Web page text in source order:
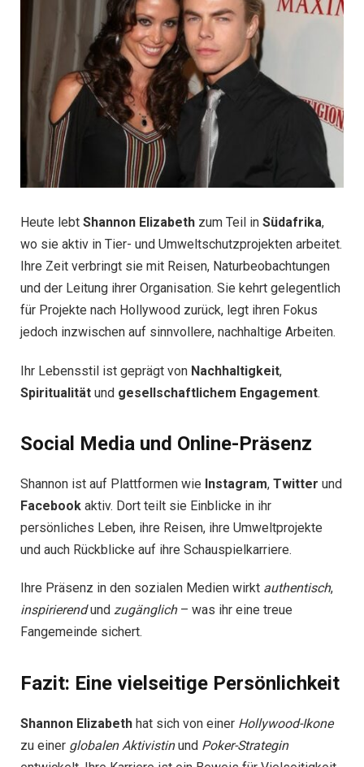
Heute lebt Shannon Elizabeth zum Teil in Südafrika,
wo sie aktiv in Tier- und Umweltschutzprojekten arbeitet.
Ihre Zeit verbringt sie mit Reisen, Naturbeobachtungen
und der Leitung ihrer Organisation. Sie kehrt gelegentlich
für Projekte nach Hollywood zurück, legt ihren Fokus
jedoch inzwischen auf sinnvollere, nachhaltige Arbeiten.
Ihr Lebensstil ist geprägt von Nachhaltigkeit,
Spiritualität und gesellschaftlichem Engagement.
Social Media und Online-Präsenz
Shannon ist auf Plattformen wie Instagram, Twitter und
Facebook aktiv. Dort teilt sie Einblicke in ihr
persönliches Leben, ihre Reisen, ihre Umweltprojekte
und auch Rückblicke auf ihre Schauspielkarriere.
Ihre Präsenz in den sozialen Medien wirkt authentisch,
inspirierendund zugänglich– was ihr eine treue
Fangemeinde sichert.
Fazit: Eine vielseitige Persönlichkeit
Shannon Elizabeth hat sich von einer Hollywood-Ikone
zu einer globalen Aktivistinund Poker-Strategin